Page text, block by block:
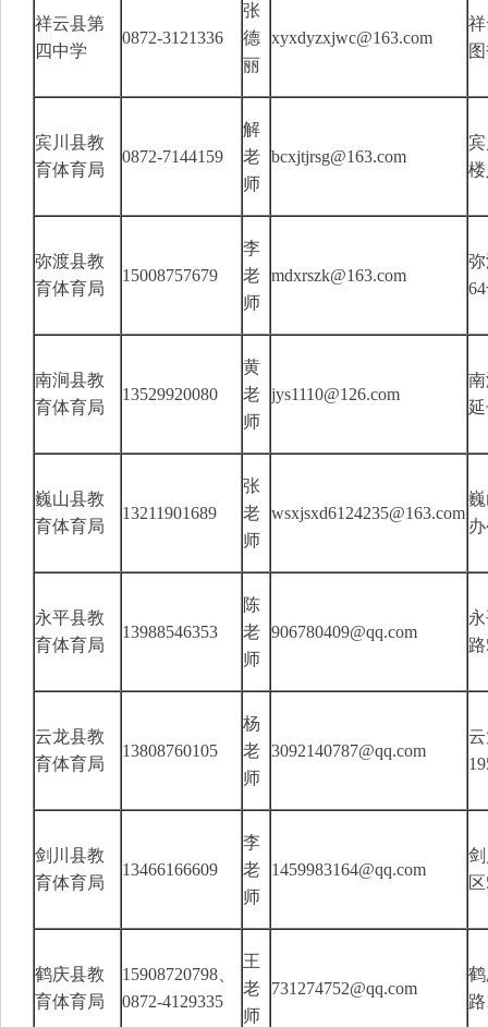
祥云县第
四中学
0872-3121336
张
德
丽
xyxdyzxjwc@163.com
宾川县教
育体育局
0872-7144159
解
老
师
bcxjtjrsg@163.com
弥渡县教
育体育局
15008757679
李
老
师
mdxrszk@163.com
南涧县教
育体育局
13529920080
黄
老
师
jys1110@126.com
巍山县教
育体育局
13211901689
张
老
师
wsxjsxd6124235@163.com
永平县教
育体育局
13988546353
陈
老
师
906780409@qq.com
云龙县教
育体育局
13808760105
杨
老
师
3092140787@qq.com
剑川县教
育体育局
13466166609
李
老
师
1459983164@qq.com
鹤庆县教
育体育局
15908720798、
0872-4129335
王
老
师
731274752@qq.com